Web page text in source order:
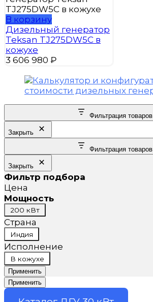
В корзину
Дизельный генератор
Teksan TJ275DW5C в
кожухе
3 606 980 ₽
Фильтрация товаров
Закрыть
Фильтрация товаров
Закрыть
Фильтр подбора
Цена
Мощность
Мощность
200 кВт
Страна
Страна
Индия
Исполнение
Исполнение
В кожухе
Применить
Применить